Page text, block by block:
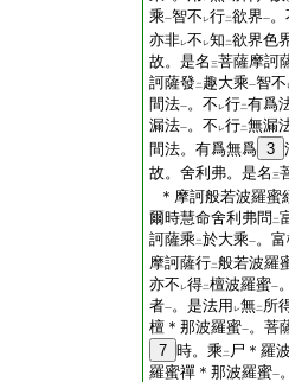
乘一智不 レ行二欲界一。
亦非レ不 レ知 二欲界色
故。是名 三菩薩摩訶
訶薩發 二 趣大乘一智不
間法一。不 レ行二有爲
漏法一。不 レ行二無漏
間法。有爲無爲 3
故。舍利弗。是名 三
＊摩訶般若波羅蜜
爾時慧命舍利弗問 二
訶薩乘 二於大乘一。
摩訶薩行二般若波羅
亦不 レ得二檀波羅蜜一
者一。是法用 レ無二 所
檀＊那波羅蜜一。菩
7 時。乘 二 尸＊羅
羅蜜禪＊那波羅蜜一